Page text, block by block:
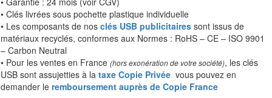
• Clés livrées sous pochette plastique individuelle
• Les composants de nos clés USB publicitaires sont issus de
matériaux recyclés, conformes aux Normes : RoHS – CE – ISO 9901
– Carbon Neutral
• Pour les ventes en France (hors exonération de votre société), les clés
USB sont assujetties à la taxe Copie Privée vous pouvez en
demander le remboursement auprès de Copie France